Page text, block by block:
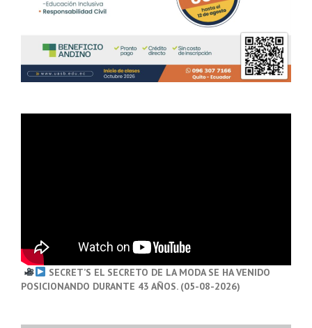
SECRET’S EL SECRETO DE LA MODA SE HA VENIDO
POSICIONANDO DURANTE 43 AÑOS. (05-08-2026)